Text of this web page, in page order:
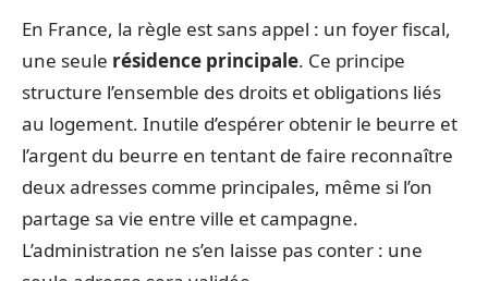
En France, la règle est sans appel : un foyer fiscal,
une seule résidence principale. Ce principe
structure l’ensemble des droits et obligations liés
au logement. Inutile d’espérer obtenir le beurre et
l’argent du beurre en tentant de faire reconnaître
deux adresses comme principales, même si l’on
partage sa vie entre ville et campagne.
L’administration ne s’en laisse pas conter : une